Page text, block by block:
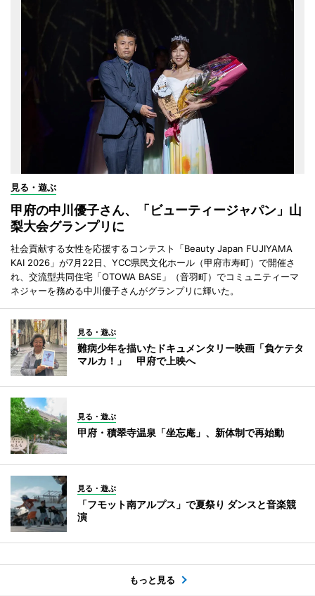
見る・遊ぶ
甲府の中川優子さん、「ビューティージャパン」山
梨大会グランプリに
社会貢献する女性を応援するコンテスト「Beauty Japan FUJIYAMA
KAI 2026」が7月22日、YCC県民文化ホール（甲府市寿町）で開催さ
れ、交流型共同住宅「OTOWA BASE」（音羽町）でコミュニティーマ
ネジャーを務める中川優子さんがグランプリに輝いた。
見る・遊ぶ
難病少年を描いたドキュメンタリー映画「負ケテタ
マルカ！」 甲府で上映へ
見る・遊ぶ
甲府・積翠寺温泉「坐忘庵」、新体制で再始動
見る・遊ぶ
「フモット南アルプス」で夏祭り ダンスと音楽競
演
もっと見る